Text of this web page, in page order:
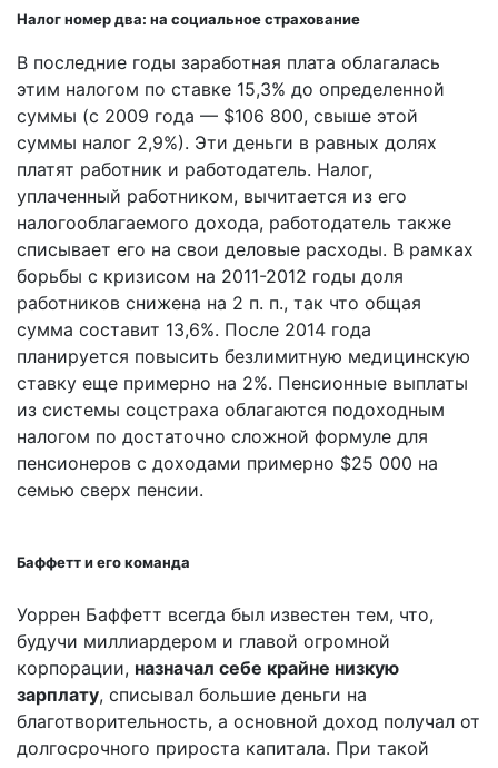
Налог номер два: на социальное страхование
В последние годы заработная плата облагалась
этим налогом по ставке 15,3% до определенной
суммы (с 2009 года — $106 800, свыше этой
суммы налог 2,9%). Эти деньги в равных долях
платят работник и работодатель. Налог,
уплаченный работником, вычитается из его
налогооблагаемого дохода, работодатель также
списывает его на свои деловые расходы. В рамках
борьбы с кризисом на 2011-2012 годы доля
работников снижена на 2 п. п., так что общая
сумма составит 13,6%. После 2014 года
планируется повысить безлимитную медицинскую
ставку еще примерно на 2%. Пенсионные выплаты
из системы соцстраха облагаются подоходным
налогом по достаточно сложной формуле для
пенсионеров с доходами примерно $25 000 на
семью сверх пенсии.
Баффетт и его команда
Уоррен Баффетт всегда был известен тем, что,
будучи миллиардером и главой огромной
корпорации, назначал себе крайне низкую
зарплату, списывал большие деньги на
благотворительность, а основной доход получал от
долгосрочного прироста капитала. При такой